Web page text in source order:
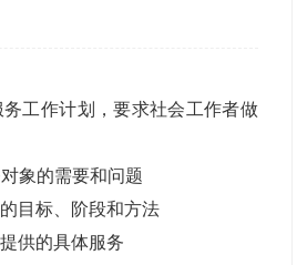
工作计划，要求社会工作者做
象的需要和问题
目标、阶段和方法
供的具体服务